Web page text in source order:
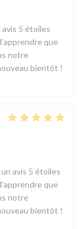
avis 5 étoiles
que
notre
bientôt !
avis 5 étoiles
que
notre
bientôt !